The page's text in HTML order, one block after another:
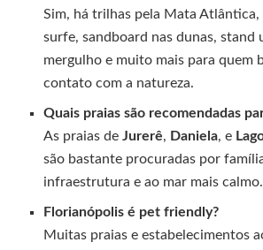
Sim, há trilhas pela Mata Atlântica,
surfe, sandboard nas dunas, stand
mergulho e muito mais para quem
contato com a natureza.
Quais praias são recomendadas
As praias deJurerê, Daniela, e
são bastante procuradas por
infraestrutura e ao mar mais calmo.
Florianópolis é pet friendly?
Muitas praias e estabelecimentos